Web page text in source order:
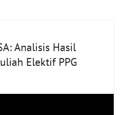
Analisis Hasil
Elektif PPG